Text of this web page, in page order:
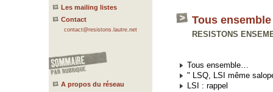
Les mailing listes
Contact
contact@resistons.lautre.net
A propos du réseau
Tous ensemble
RESISTONS
Tous ensemble…
" LSQ, LSI même
LSI : rappel